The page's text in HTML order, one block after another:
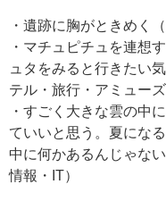
・遺跡に胸がときめく
・マチュピチュを連想
ュタをみると行きたい
テル・旅行・アミューズ
・すごく大きな雲の中
ていいと思う。夏にな
中に何かあるんじゃな
情報・IT）